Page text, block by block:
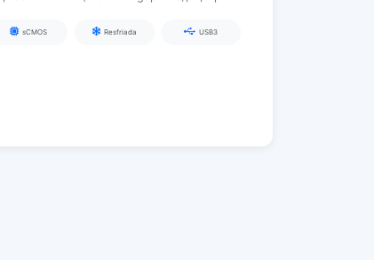
e imagem de alta precisão
sCMOS Resfriada USB3